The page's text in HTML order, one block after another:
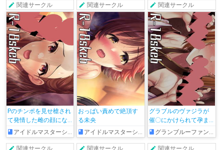
関連サークル
Pのチンポを見せ槍され
て発情した雌の顔にな
っている関ちゃん
アイドルマスターシンデレラガールズ
関連サークル
おっぱい責めで絶頂す
る未央
アイドルマスターシンデレラガールズ
関連サークル
グラブルのヴァジラが
催〇にかけられて孕ま
される絵
グランブルーファンタジー
関連サークル 関連サークル 関連サークル